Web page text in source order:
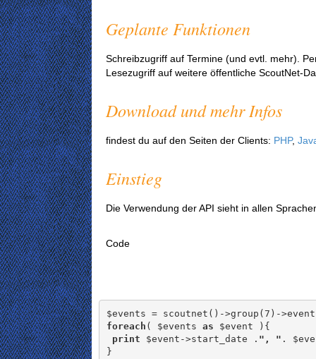
Geplante Funktionen
Schreibzugriff auf Termine (und evtl. mehr).
Lesezugriff auf weitere öffentliche ScoutNet-
Download und mehr Infos
findest du auf den Seiten der Clients: PHP,
Einstieg
Die Verwendung der API sieht in allen
Code
$events = scoutnet()->group(7)-
foreach ( $events as $event ){
print $event->start_date . ", " .
}